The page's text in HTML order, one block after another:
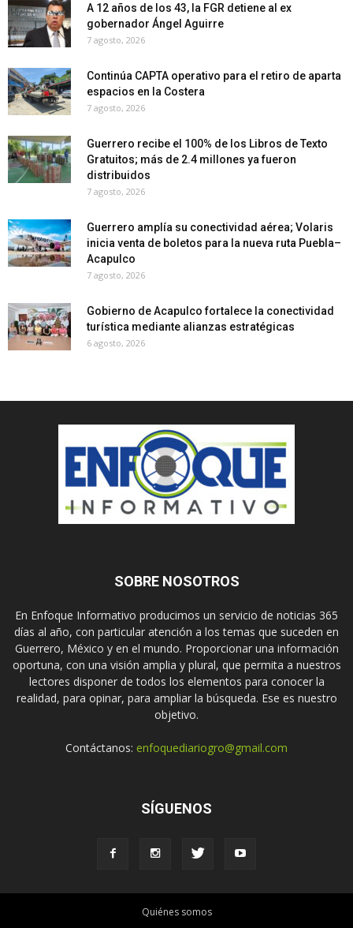
A 12 años de los 43, la FGR detiene al ex
gobernador Ángel Aguirre
7 agosto, 2026
Continúa CAPTA operativo para el retiro de aparta
espacios en la Costera
7 agosto, 2026
Guerrero recibe el 100% de los Libros de Texto
Gratuitos; más de 2.4 millones ya fueron
distribuidos
7 agosto, 2026
Guerrero amplía su conectividad aérea; Volaris
inicia venta de boletos para la nueva ruta Puebla–
Acapulco
7 agosto, 2026
Gobierno de Acapulco fortalece la conectividad
turística mediante alianzas estratégicas
6 agosto, 2026
SOBRE NOSOTROS
En Enfoque Informativo producimos un servicio de noticias 365
días al año, con particular atención a los temas que suceden en
Guerrero, México y en el mundo. Proporcionar una información
oportuna, con una visión amplia y plural, que permita a nuestros
lectores disponer de todos los elementos para conocer la
realidad, para opinar, para ampliar la búsqueda. Ese es nuestro
objetivo.
Contáctanos: enfoquediariogro@gmail.com
SÍGUENOS
Quiénes somos